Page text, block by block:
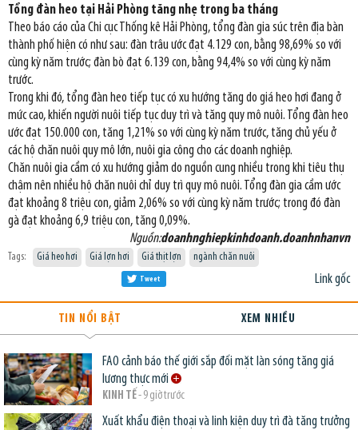
Tổng đàn heo tại Hải Phòng tăng nhẹ trong ba tháng
Theo báo cáo của Chi cục Thống kê Hải Phòng, tổng đàn gia súc trên địa bàn
thành phố hiện có như sau: đàn trâu ước đạt 4.129 con, bằng 98,69% so với
cùng kỳ năm trước; đàn bò đạt 6.139 con, bằng 94,4% so với cùng kỳ năm
trước.
Trong khi đó, tổng đàn heo tiếp tục có xu hướng tăng do giá heo hơi đang ở
mức cao, khiến người nuôi tiếp tục duy trì và tăng quy mô nuôi. Tổng đàn heo
ước đạt 150.000 con, tăng 1,21% so với cùng kỳ năm trước, tăng chủ yếu ở
các hộ chăn nuôi quy mô lớn, nuôi gia công cho các doanh nghiệp.
Chăn nuôi gia cầm có xu hướng giảm do nguồn cung nhiều trong khi tiêu thụ
chậm nên nhiều hộ chăn nuôi chỉ duy trì quy mô nuôi. Tổng đàn gia cầm ước
đạt khoảng 8 triệu con, giảm 2,06% so với cùng kỳ năm trước; trong đó đàn
gà đạt khoảng 6,9 triệu con, tăng 0,09%.
Nguồn:doanhnghiepkinhdoanh.doanhnhanvn
Tags: Giá heo hơi Giá lợn hơi Giá thịt lợn ngành chăn nuôi
Link gốc
Tweet
TIN NỔI BẬT XEM NHIỀU
FAO cảnh báo thế giới sắp đối mặt làn sóng tăng giá
lương thực mới
KINH TẾ- 9 giờ trước
Xuất khẩu điện thoại và linh kiện duy trì đà tăng trưởng